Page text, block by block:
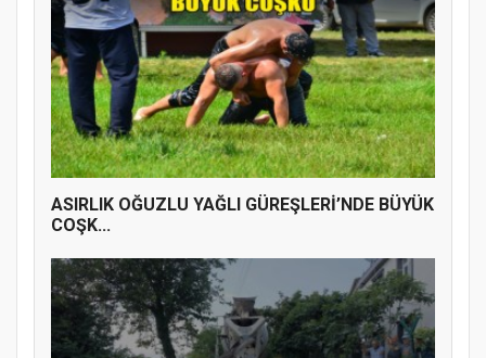
ASIRLIK OĞUZLU YAĞLI GÜREŞLERİ’NDE BÜYÜK
COŞK...